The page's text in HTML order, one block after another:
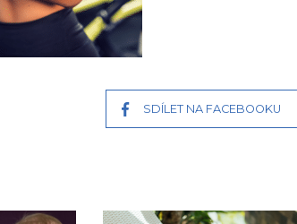
SDÍLET NA FACEBOOKU